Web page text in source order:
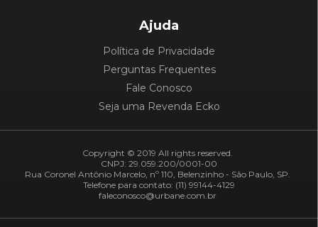
Ajuda
Política de Privacidade
Perguntas Frequentes
Fale Conosco
Seja uma Revenda Ecko
Copyright © 2019 All rights reserved.
CNPJ: 29.059.200/0001-00
Rua Coronel Antônio Marcelo, nº 110, Belenzinho - São Paulo, SP.
Telefone para contato: (11) 99144-4129
faleconosco@urbane.com.br